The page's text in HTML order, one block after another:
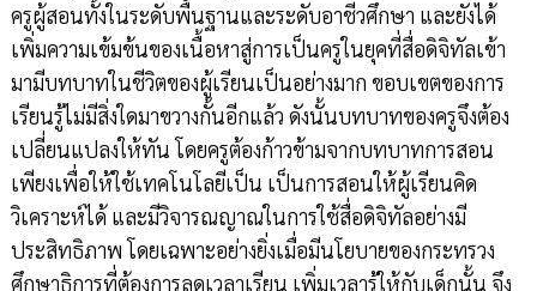
ครูผู้สอนทั้งในระดับพื้นฐานและระดับอาชีวศึกษา และยังได้
เพิ่มความเข้มข้นของเนื้อหาสู่การเป็นครูในยุคที่สื่อดิจิทัลเข้า
มามีบทบาทในชีวิตของผู้เรียนเป็นอย่างมาก ขอบเขตของการ
เรียนรู้ไม่มีสิ่งใดมาขวางกั้นอีกแล้ว ดังนั้นบทบาทของครูจึงต้อง
เปลี่ยนแปลงให้ทัน โดยครูต้องก้าวข้ามจากบทบาทการสอน
เพียงเพื่อให้ใช้เทคโนโลยีเป็น เป็นการสอนให้ผู้เรียนคิด
วิเคราะห์ได้ และมีวิจารณญาณในการใช้สื่อดิจิทัลอย่างมี
ประสิทธิภาพ โดยเฉพาะอย่างยิ่งเมื่อมีนโยบายของกระทรวง
ศึกษาธิการที่ต้องการลดเวลาเรียน เพิ่มเวลารู้ให้กับเด็กนั้น จึง